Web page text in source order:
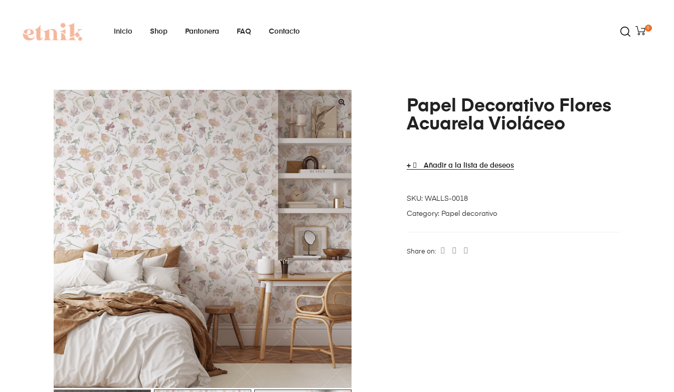
Inicio Shop Pantonera FAQ Contacto
0
Papel Decorativo Flores
Acuarela Violáceo
Añadir a la lista de deseos
SKU: WALLS-0018
Category: Papel decorativo
Share on: